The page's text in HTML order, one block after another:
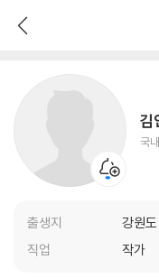
김
국
출생지
강원
직업
작가